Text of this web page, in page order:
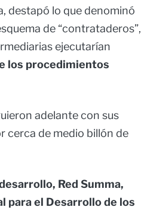
destapó lo que denominó
de “contrataderos”,
ejecutarían
los procedimientos
adelante con sus
cerca de medio billón de
Red Summa,
para el Desarrollo de los